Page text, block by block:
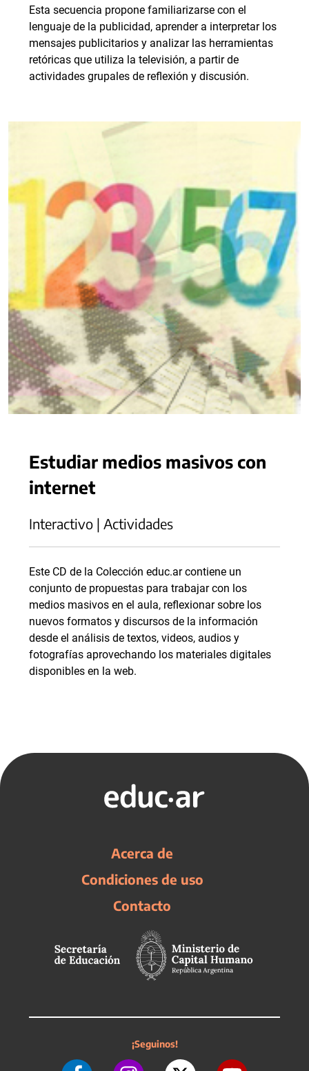
Esta secuencia propone familiarizarse con el
lenguaje de la publicidad, aprender a interpretar los
mensajes publicitarios y analizar las herramientas
retóricas que utiliza la televisión, a partir de
actividades grupales de reflexión y discusión.
Estudiar medios masivos con
internet
Interactivo | Actividades
Este CD de la Colección educ.ar contiene un
conjunto de propuestas para trabajar con los
medios masivos en el aula, reflexionar sobre los
nuevos formatos y discursos de la información
desde el análisis de textos, videos, audios y
fotografías aprovechando los materiales digitales
disponibles en la web.
Acerca de
Condiciones de uso
Contacto
¡Seguinos!